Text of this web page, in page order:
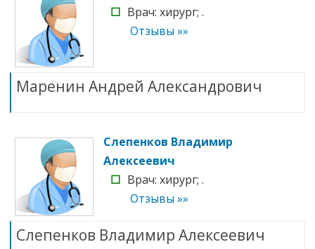
☐ Врач: хирург; .
Отзывы »»
Маренин Андрей Александрович
Слепенков Владимир
Алексеевич
☐ Врач: хирург; .
Отзывы »»
Слепенков Владимир Алексеевич